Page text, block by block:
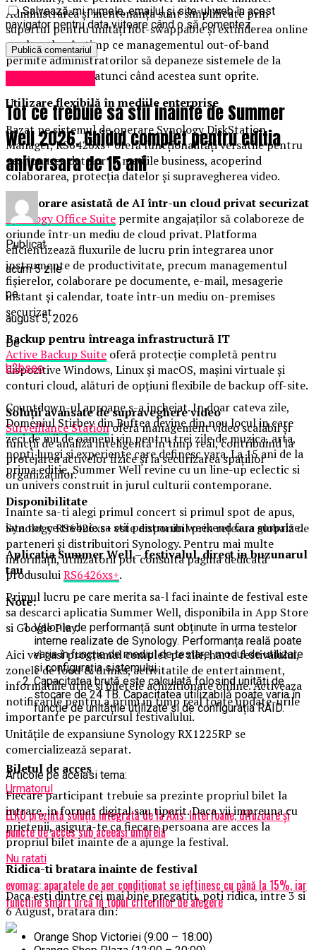
Administrarea și mentenanța sunt simplificate prin
suportul pentru unități hot-swappable și extinderea online
a volumelor, în timp ce managementul out-of-band
permite administratorilor să depaneze sistemele de la
distanță, inclusiv atunci când acestea sunt oprite.
Utilizare flexibilă în mediile enterprise
Bazat pe sistemul de operare Synology DiskStation
Manager, RS6426xs+ oferă funcționalități versatile pentru
gestionarea datelor în mediile business, acoperind
colaborarea, protecția datelor și supravegherea video.
Colaborare asistată de AI într-un cloud privat securizat
Synology Office Suite permite angajaților să colaboreze de
oriunde într-un mediu de cloud privat. Platforma
eficientizează fluxurile de lucru prin integrarea unor
instrumente de productivitate, precum managementul
fișierelor, colaborare pe documente, e-mail, mesagerie
instant și calendar, toate într-un mediu on-premises
securizat.
Backup pentru întreaga infrastructură IT
Active Backup Suite oferă protecție completă pentru
dispozitive Windows, Linux și macOS, mașini virtuale și
conturi cloud, alături de opțiuni flexibile de backup off-site.
Soluții avansate de supraveghere video
Surveillance Stationoferă management video scalabil și
funcții de analiză inteligentă în timp real, contribuind la
protejarea activelor fizice și la securizarea spațiilor
organizațiilor.
Disponibilitate
Synology RS6426xs+ este disponibil prin rețeaua globală de
parteneri și distribuitori Synology. Pentru mai multe
informații, utilizatorii pot consulta pagina dedicată
produsuluiRS6426xs+.
Note:
Valorile de performanță sunt obținute în urma testelor
interne realizate de Synology. Performanța reală poate
varia în funcție de mediul de testare, modul de utilizare
și configurația sistemului.
Capacitatea brută este calculată folosind unități de
stocare de 24 TB. Capacitatea utilizabilă poate varia în
funcție de unitățile utilizate și de configurația RAID.
Unitățile de expansiune Synology RX1225RP se
comercializează separat.
Articole pe aceiasi tema:
Urmatorul
ELKO prezintă soluția integrată de la Axis: Interfoane, difuzoare și
puncte de acces sub aceeași umbrelă
Nu ratati
evomag: aparatele de aer condiționat se ieftinesc cu până la 15%, iar
funcțiile smart urcă în topul criteriilor de alegere
Salvează-mi numele, emailul și site-ul web în acest
navigator pentru data viitoare când o să comentez.
Tot ce trebuie sa stii inainte de Summer
Well 2026. Ghidul complet pentru editia
aniversara de 15 ani
Publicat
acum 5 zile
pe
august 5, 2026
De
b2bseo
Countdown-ul aproape s-a incheiat. In doar cateva zile,
Domeniul Stirbey din Buftea devine din nou locul in care
zeci de mii de oameni vin pentru trei zile de muzica, arta,
nopti lungi si experiente care definesc vara. La 15 ani de la
prima editie, Summer Well revine cu un line-up eclectic si
un univers construit in jurul culturii contemporane.
Inainte sa-ti alegi primul concert si primul spot de apus,
iata tot ce trebuie sa stii pentru un weekend fara surprize.
Aplicatia Summer Well– festivalul, direct in buzunarul
tau
Primul lucru pe care merita sa-l faci inainte de festival este
sa descarci aplicatia Summer Well, disponibila in App Store
si Google Play.
Aici vei gasi programul complet pe zile, harta festivalului,
zonele de food & drinks, activitatile de entertainment,
informatiile utile si biletele achizitionate online. Activeaza
notificarile pentru a primi in timp real toate update-urile
importante pe parcursul festivalului.
Biletul de acces
Fiecare participant trebuie sa prezinte propriul bilet la
intrare, in format digital sau tiparit. Daca vii impreuna cu
prietenii, asigura-te ca fiecare persoana are acces la
propriul bilet inainte de a ajunge la festival.
Ridica-ti bratarainainte de festival
Daca esti dintre cei mai bine pregatiti, poti ridica, intre 3 si
6 August, bratara din:
Orange Shop Victoriei (9:00 – 18:00)